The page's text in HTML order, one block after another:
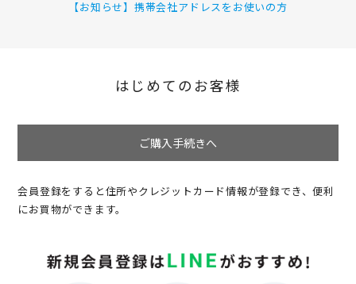
【お知らせ】携帯会社アドレスをお使いの方
はじめてのお客様
ご購入手続きへ
会員登録をすると住所やクレジットカード情報が登録でき、便利
にお買物ができます。